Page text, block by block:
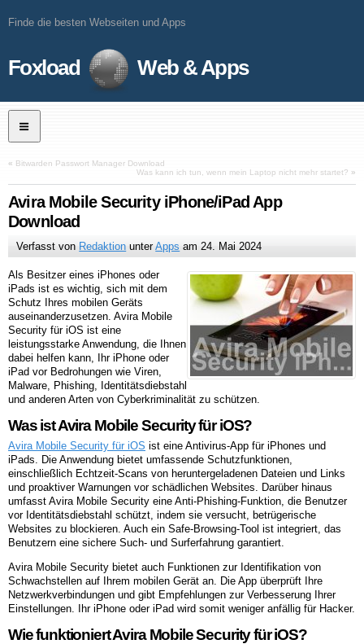
Finde die besten Webseiten und Apps
Foxload Web & Apps
« Bitwarden Passwort Manager Download
Was kann ich tun, wenn mein Laptop nicht mehr startet? »
Avira Mobile Security iPhone/iPad App
Download
Verfasst von Redaktion unterApps am24. Mai 2024
Als Besitzer eines iPhones oder
iPads ist es wichtig, sich mit dem
Schutz Ihres mobilen Geräts
auseinanderzusetzen. Avira Mobile
Security für iOS ist eine
leistungsstarke Anwendung, die Ihnen
dabei helfen kann, Ihr iPhone oder
iPad vor Bedrohungen wie Viren,
Malware, Phishing, Identitätsdiebstahl
und anderen Arten von Cyberkriminalität zu schützen.
Was ist Avira Mobile Security für iOS?
Avira Mobile Security für iOS ist eine Antivirus-App für iPhones und
iPads. Die Anwendung bietet umfassende Schutzfunktionen,
einschließlich Echtzeit-Scans von heruntergeladenen Dateien und Links
und proaktiver Warnungen vor schädlichen Websites. Darüber hinaus
umfasst Avira Mobile Security eine Anti-Phishing-Funktion, die Benutzer
vor Identitätsdiebstahl schützt, indem sie versucht, betrügerische
Websites zu blockieren. Auch ein Safe-Browsing-Tool ist integriert, das
Benutzern eine sichere Such- und Surferfahrung garantiert.
Avira Mobile Security bietet auch Funktionen zur Identifikation von
Schwachstellen auf Ihrem mobilen Gerät an. Die App überprüft Ihre
Netzwerkverbindungen und gibt Empfehlungen zur Verbesserung Ihrer
Einstellungen. Ihr iPhone oder iPad wird somit weniger anfällig für Hacker.
Wie funktioniert Avira Mobile Security für iOS?